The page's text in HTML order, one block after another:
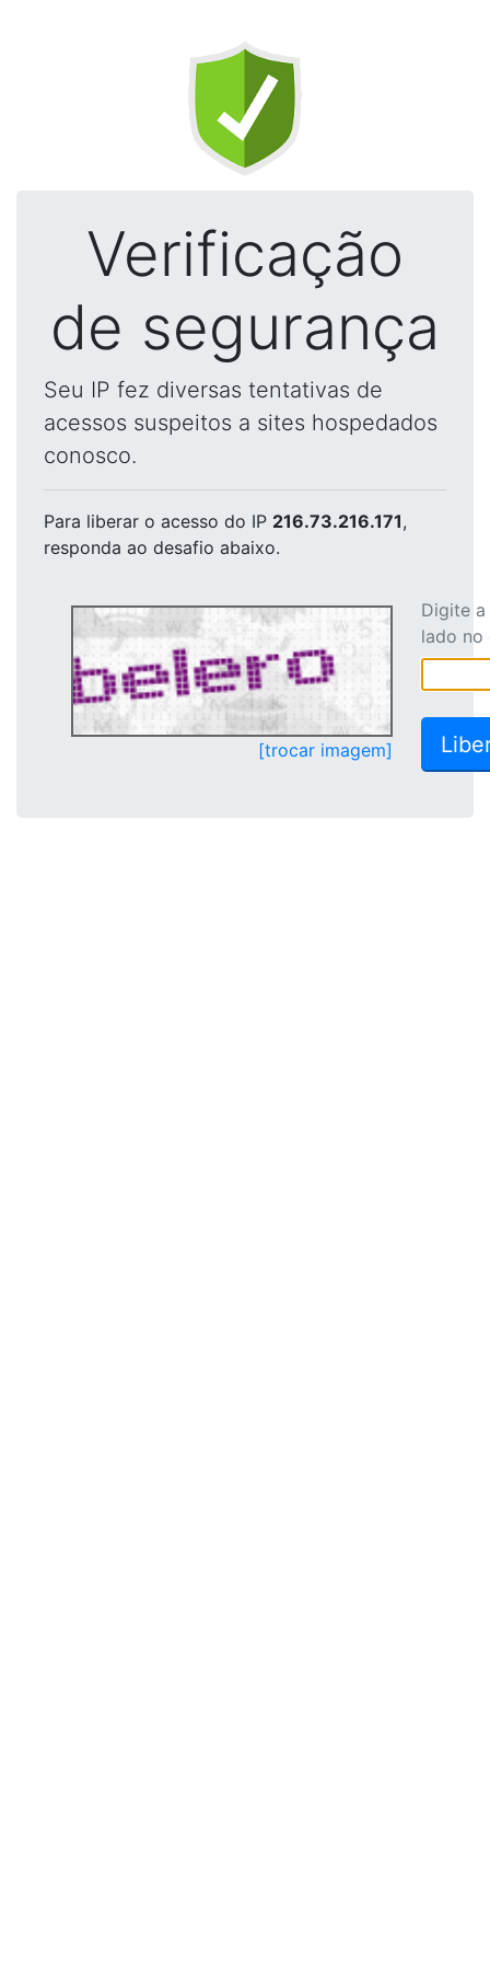
Verificação
de segurança
Seu IP fez diversas tentativas de
acessos suspeitos a sites hospedados
conosco.
Para liberar o acesso do IP 216.73.216.171,
responda ao desafio abaixo.
[trocar imagem]
Digite
lado no